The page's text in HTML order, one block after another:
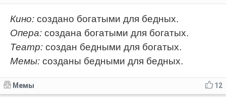
Кино: создано богатыми для бедных.
Опера: создана богатыми для богатых.
Театр: создан бедными для богатых.
Мемы: созданы бедными для бедных.
12
Мемы